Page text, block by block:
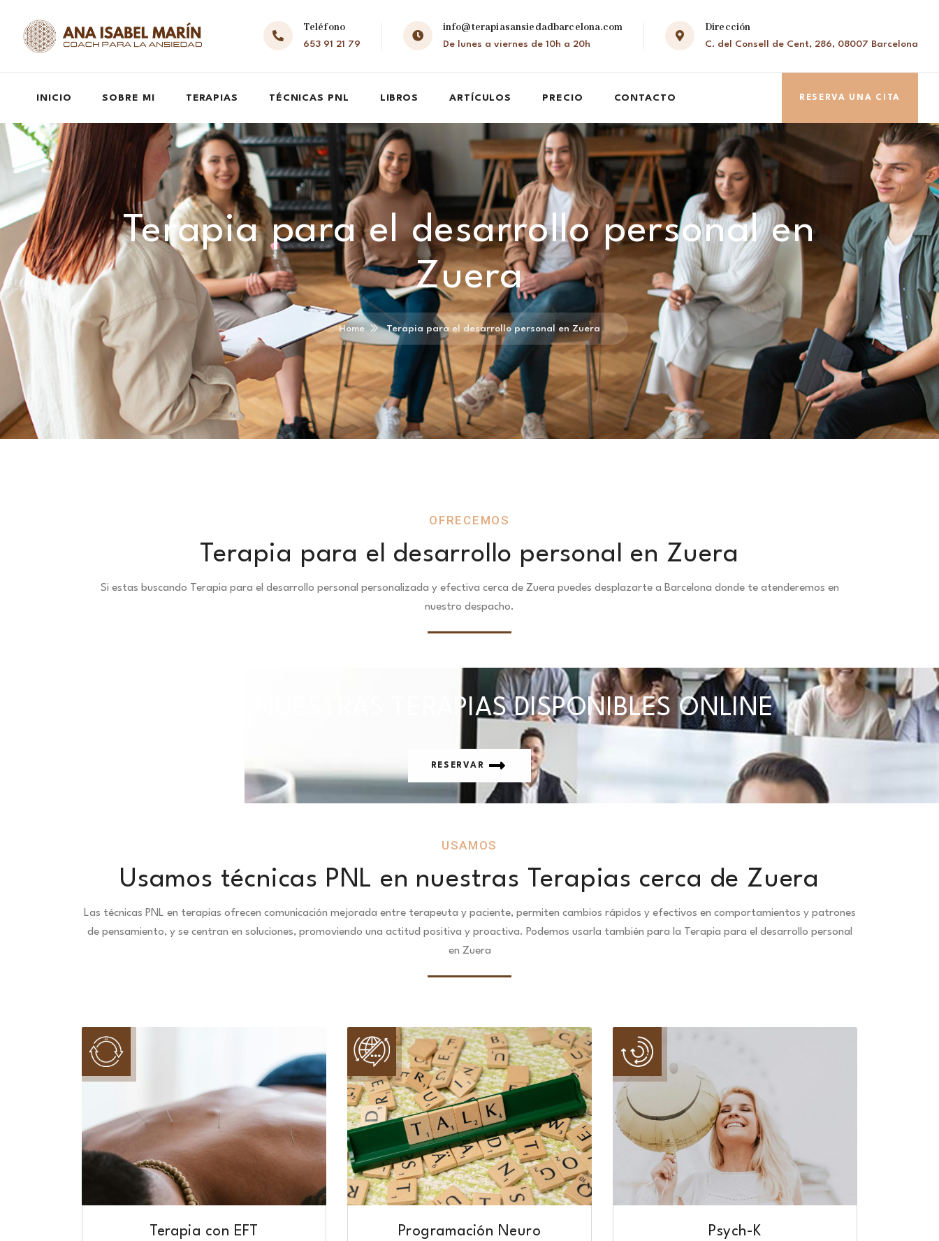
Teléfono
653 91 21 79
info@terapiasansiedadbarcelona.com
De lunes a viernes de 10h a 20h
Dirección
C. del Consell de Cent, 286, 08007 Barcelona
INICIO SOBRE MI TERAPIAS TÉCNICAS PNL LIBROS ARTÍCULOS PRECIO CONTACTO RESERVA UNA CITA
Terapia para el desarrollo personal en
Zuera
Home Terapia para el desarrollo personal en Zuera
OFRECEMOS
Terapia para el desarrollo personal en Zuera
Si estas buscando Terapia para el desarrollo personal personalizada y efectiva cerca de Zuera puedes desplazarte a Barcelona donde te atenderemos en
nuestro despacho.
TODAS NUESTRAS TERAPIAS DISPONIBLES ONLINE
RESERVAR
USAMOS
Usamos técnicas PNL en nuestras Terapias cerca de Zuera
Las técnicas PNL en terapias ofrecen comunicación mejorada entre terapeuta y paciente, permiten cambios rápidos y efectivos en comportamientos y patrones
de pensamiento, y se centran en soluciones, promoviendo una actitud positiva y proactiva. Podemos usarla también para la Terapia para el desarrollo personal
en Zuera
Terapia con EFT
Programación Neuro
Psych-K